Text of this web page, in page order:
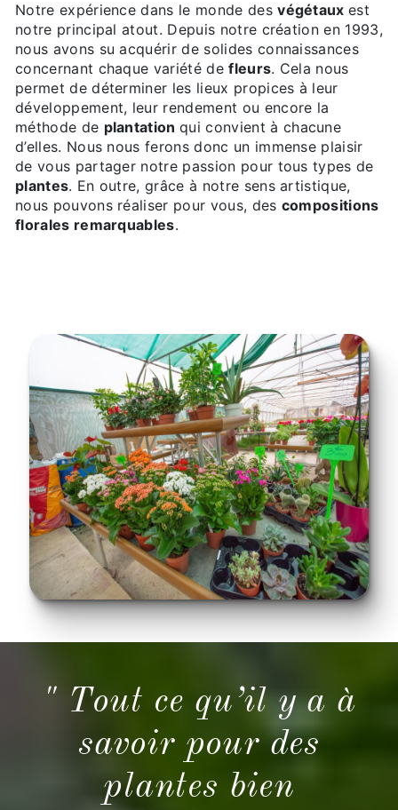
Notre expérience dans le monde desvégétauxest
notre principal atout. Depuis notre création en 1993,
nous avons su acquérir de solides connaissances
concernant chaque variété defleurs. Cela nous
permet de déterminer les lieux propices à leur
développement, leur rendement ou encore la
méthode de plantationqui convient à chacune
d’elles. Nous nous ferons donc un immense plaisir
de vous partager notre passion pour tous types de
plantes. En outre, grâce à notre sens artistique,
nous pouvons réaliser pour vous, des compositions
florales remarquables.
" Tout ce qu’il y a à
savoir pour des
plantes bien